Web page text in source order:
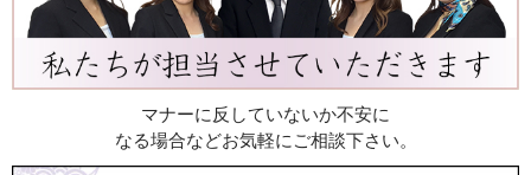
マナーに反していないか不安に
なる場合などお気軽にご相談下さい。